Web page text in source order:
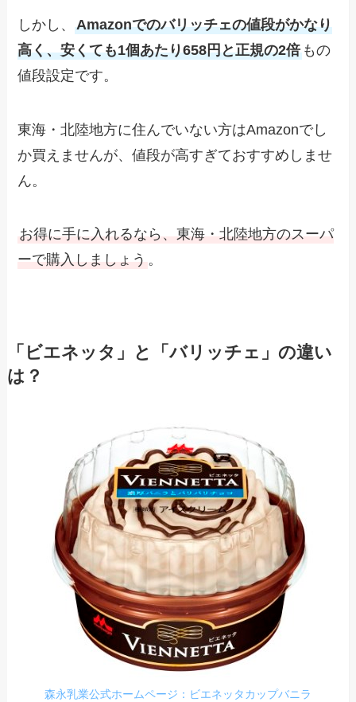
しかし、Amazonでのバリッチェの値段がかなり
高く、安くても1個あたり658円と正規の2倍 もの
値段設定です。
東海・北陸地方に住んでいない方はAmazonでし
か買えませんが、値段が高すぎておすすめしませ
ん。
お得に手に入れるなら、東海・北陸地方のスーパ
ーで購入しましょう 。
「ビエネッタ」と「バリッチェ」の違い
は？
森永乳業公式ホームページ：ビエネッタカップバニラ